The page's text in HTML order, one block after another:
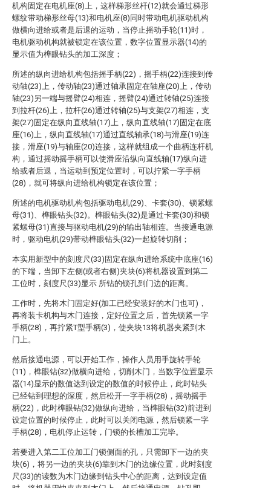
机构固定在电机座(8)上，这样梯形丝杆(12)就会通过梯形
螺纹带动梯形丝母(13)和电机座(8)同时带动电机驱动机构
做横向进给或者是后退的运动，当停止摇动手轮(11)时，
电机驱动机构就被锁定在该位置，数字位置显示器(14)的
显示值为榫眼钻头的加工深度；
所述的纵向进给机构包括摇手柄(22)，摇手柄(22)连接到传
动轴(23)上，传动轴(23)通过轴承固定在轴座(20)上，传动
轴(23)另一端与摇臂(24)相连，摇臂(24)通过转轴(25)连接
到拉杆(26)上，拉杆(26)通过转轴(25)与支架(27)相连，支
架(27)固定在纵向直线轴(17)上，纵向直线轴(17)固定在底
座(16)上，纵向直线轴(17)通过直线轴承(18)与滑座(19)连
接，滑座(19)与轴座(20)连接，这样就组成一个曲柄连杆机
构，通过摇动摇手柄可以使滑座沿纵向直线轴(17)纵向进
给或者后退，当运动到预定位置时，可以拧紧一字手柄
(28)，就可将纵向进给机构锁定在该位置；
所述的电机驱动机构包括驱动电机(29)、卡套(30)、锁紧螺
母(31)、榫眼钻头(32)。榫眼钻头(32)是通过卡套(30)和锁
紧螺母(31)直接与驱动电机(29)的输出轴相连。当接通电源
时，驱动电机(29)带动榫眼钻头(32)一起旋转切削；
本实用新型中的刻度尺(33)固定在纵向进给系统中底座(16)
的下端，当卸下左侧(或者右侧)夹块(6)将机器设置到第二
工位时，刻度尺(33)显示 所钻的锁孔到门边的距离。
工作时，先将木门固定好(加工已经安装好的木门也可)，
再将装卡机构与木门连接，定好位置之后，首先锁紧一字
手柄(28)，再拧紧T型手柄(3)，使夹块13将机器夹紧到木
门上。
然后接通电源，可以开始工作，操作人员用手旋转手轮
(11)，榫眼钻(32)做横向进给，切削木门，当数字位置显示
器(14)显示的数值达到设定的数值的时候停止，此时钻头
已经钻到理想的深度，然后松开一字手柄(28)，摇动摇手
柄(22)，此时榫眼钻(32)做纵向进给，当榫眼钻(32)前进到
设定位置的时候停止，此时可以关闭电源，然后锁紧一字
手柄(28)，电机停止运转，门锁的长槽加工完毕。
若要进入第二工位加工门锁侧面的孔，只需卸下一边的夹
块(6)，将另一边的夹块(6)靠到木门的边缘位置，此时刻度
尺(33)的读数为木门边缘到钻头中心的距离，达到设定值